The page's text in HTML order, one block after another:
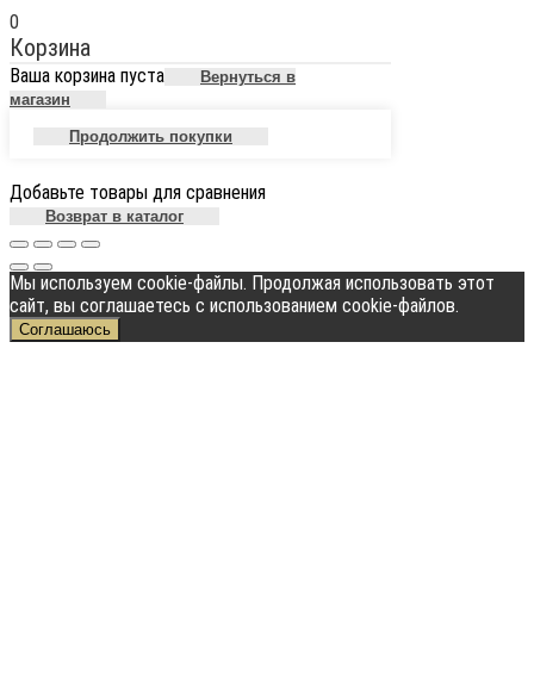
0
Корзина
Ваша корзина пуста
Вернуться в
магазин
Продолжить покупки
Добавьте товары для сравнения
Возврат в каталог
Мы используем cookie-файлы. Продолжая использовать этот
сайт, вы соглашаетесь с использованием cookie-файлов.
Соглашаюсь